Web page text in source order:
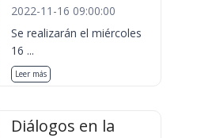
2022-11-16 09:00:00
Se realizarán el miércoles
16 ...
Leer más
Diálogos en la